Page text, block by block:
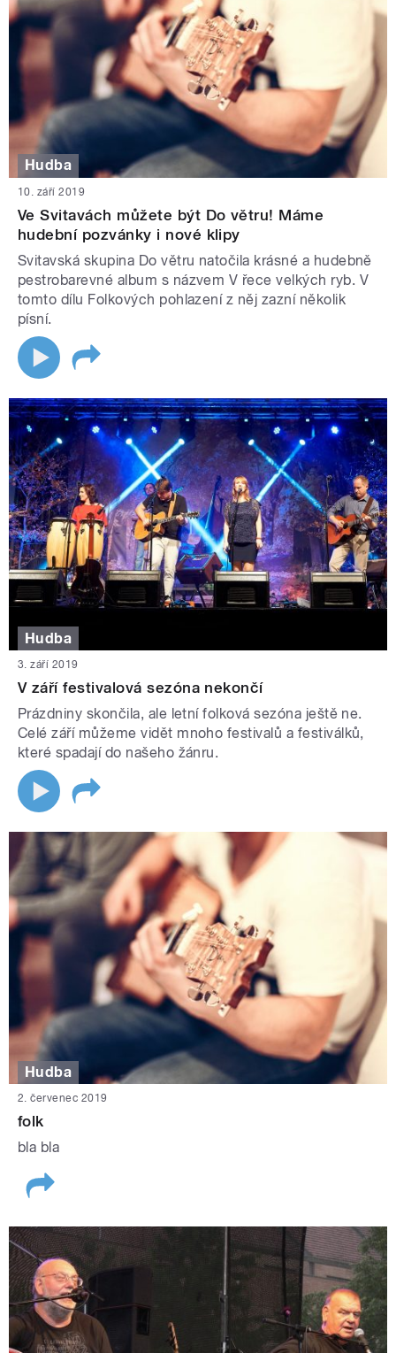
Hudba
10. září 2019
Ve Svitavách můžete být Do větru! Máme
hudební pozvánky i nové klipy
Svitavská skupina Do větru natočila krásné a hudebně
pestrobarevné album s názvem V řece velkých ryb. V
tomto dílu Folkových pohlazení z něj zazní několik
písní.
Hudba
3. září 2019
V září festivalová sezóna nekončí
Prázdniny skončila, ale letní folková sezóna ještě ne.
Celé září můžeme vidět mnoho festivalů a festiválků,
které spadají do našeho žánru.
Hudba
2. červenec 2019
folk
bla bla